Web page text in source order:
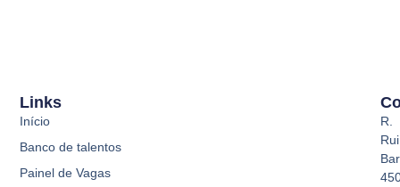
Links
Início
Banco de talentos
Painel de Vagas
R.
Rui